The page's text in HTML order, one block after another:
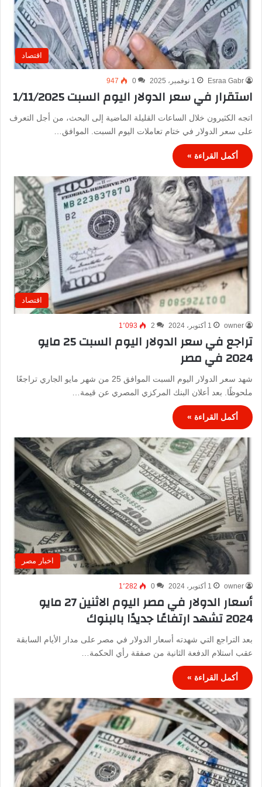
اقتصاد
Esraa Gabr 1 نوفمبر، 2025 0
947
استقرار في سعر الدولار اليوم السبت 1/11/2025
اتجه الكثيرون خلال الساعات القليلة الماضية إلى البحث، من أجل التعرف
على سعر الدولار في ختام تعاملات اليوم السبت. الموافق…
أكمل القراءة »
اقتصاد
owner 1 أكتوبر، 2024 2 1٬093
تراجع في سعر الدولار اليوم السبت 25 مايو
2024 في مصر
شهد سعر الدولار اليوم السبت الموافق 25 من شهر مايو الجاري تراجعًا
ملحوظًا. بعد أعلان البنك المركزي المصري عن قيمة…
أكمل القراءة »
اخبار مصر
owner 1 أكتوبر، 2024 0 1٬282
أسعار الدولار في مصر اليوم الاثنين 27 مايو
2024 تشهد ارتفاعًا جديدًا بالبنوك
بعد التراجع التي شهدته أسعار الدولار في مصر على مدار الأيام السابقة
عقب استلام الدفعة الثانية من صفقة رأي الحكمة…
أكمل القراءة »